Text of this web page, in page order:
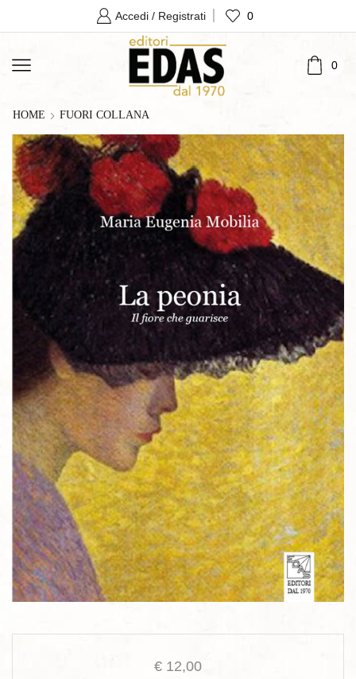
Accedi / Registrati 0
0
HOME FUORI COLLANA
€ 12,00